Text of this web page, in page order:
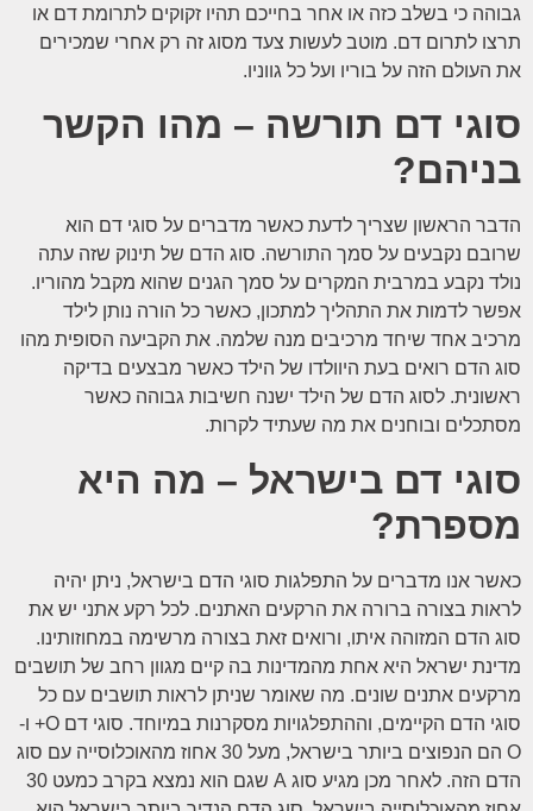
גבוהה כי בשלב כזה או אחר בחייכם תהיו זקוקים לתרומת דם או
תרצו לתרום דם. מוטב לעשות צעד מסוג זה רק אחרי שמכירים
את העולם הזה על בוריו ועל כל גווניו.
סוגי דם תורשה – מהו הקשר
בניהם?
הדבר הראשון שצריך לדעת כאשר מדברים על סוגי דם הוא
שרובם נקבעים על סמך התורשה. סוג הדם של תינוק שזה עתה
נולד נקבע במרבית המקרים על סמך הגנים שהוא מקבל מהוריו.
אפשר לדמות את התהליך למתכון, כאשר כל הורה נותן לילד
מרכיב אחד שיחד מרכיבים מנה שלמה. את הקביעה הסופית מהו
סוג הדם רואים בעת היוולדו של הילד כאשר מבצעים בדיקה
ראשונית. לסוג הדם של הילד ישנה חשיבות גבוהה כאשר
מסתכלים ובוחנים את מה שעתיד לקרות.
סוגי דם בישראל – מה היא
מספרת?
כאשר אנו מדברים על התפלגות סוגי הדם בישראל, ניתן יהיה
לראות בצורה ברורה את הרקעים האתנים. לכל רקע אתני יש את
סוג הדם המזוהה איתו, ורואים זאת בצורה מרשימה במחוזותינו.
מדינת ישראל היא אחת מהמדינות בה קיים מגוון רחב של תושבים
מרקעים אתנים שונים. מה שאומר שניתן לראות תושבים עם כל
סוגי הדם הקיימים, וההתפלגויות מסקרנות במיוחד. סוגי דם O+ ו-
O הם הנפוצים ביותר בישראל, מעל 30 אחוז מהאוכלוסייה עם סוג
הדם הזה. לאחר מכן מגיע סוג A שגם הוא נמצא בקרב כמעט 30